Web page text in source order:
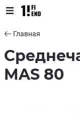
Главная
MAS 80